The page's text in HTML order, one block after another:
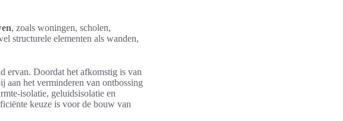
, zoals woningen, scholen,
structurele elementen als wanden,
ervan. Doordat het afkomstig is van
aan het verminderen van ontbossing
isolatie, geluidsisolatie en
keuze is voor de bouw van